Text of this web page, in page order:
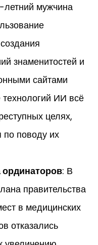
летний мужчина
знаменитостей и
сайтами
технологий ИИ всё
целях,
по поводу их
ординаторов: В
правительства
в медицинских
отказались